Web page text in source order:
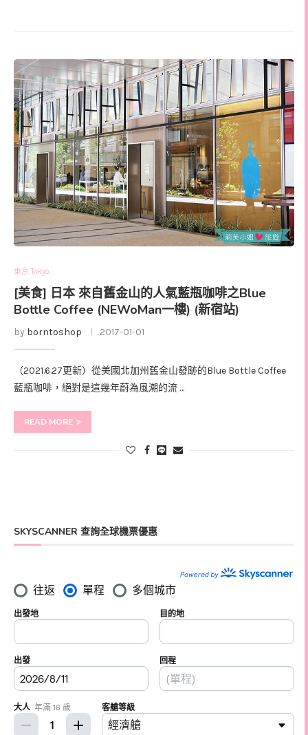
東京 Tokyo
[美食] 日本 來自舊金山的人氣藍瓶咖啡之Blue
Bottle Coffee (NEWoMan一樓) (新宿站)
by borntoshop 2017-01-01
（2021.6.27更新）從美國北加州舊金山發跡的Blue Bottle Coffee
藍瓶咖啡，絕對是這幾年蔚為風潮的流 …
READ MORE
SKYSCANNER 查詢全球機票優惠